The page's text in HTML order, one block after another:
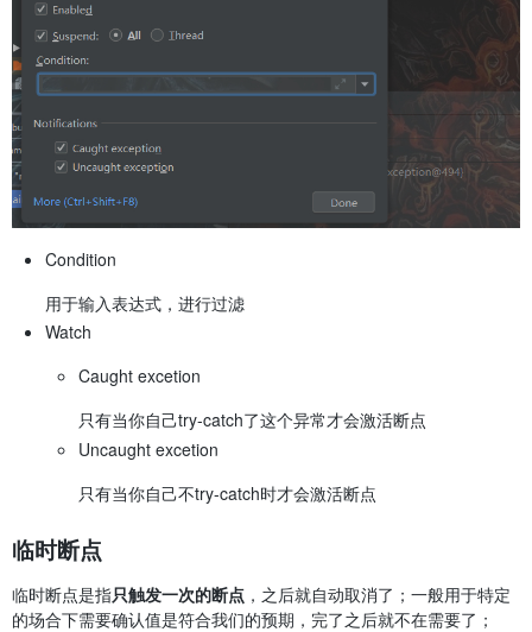
Condition
用于输入表达式，进行过滤
Watch
Caught excetion
只有当你自己try-catch了这个异常才会激活断点
Uncaught excetion
只有当你自己不try-catch时才会激活断点
临时断点
临时断点是指只触发一次的断点 ，之后就自动取消了；一般用于特定
的场合下需要确认值是符合我们的预期，完了之后就不在需要了；